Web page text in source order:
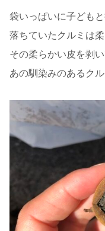
袋いっぱいに子どもと
落ちていたクルミは柔
その柔らかい皮を剥
あの馴染みのあるク